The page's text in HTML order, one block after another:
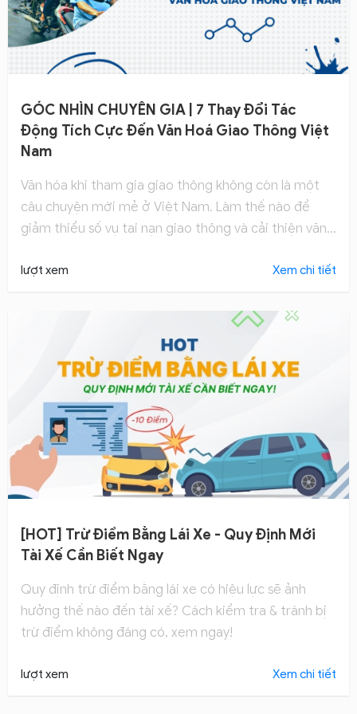
GÓC NHÌN CHUYÊN GIA | 7 Thay Đổi Tác
Động Tích Cực Đến Văn Hoá Giao Thông Việt
Nam
Văn hóa khi tham gia giao thông không còn là một
câu chuyện mới mẻ ở Việt Nam. Làm thế nào để
giảm thiểu số vụ tai nạn giao thông và cải thiện văn
lượt xem Xem chi tiết
[HOT] Trừ Điểm Bằng Lái Xe - Quy Định Mới
Tài Xế Cần Biết Ngay
Quy định trừ điểm bằng lái xe có hiệu lực sẽ ảnh
hưởng thế nào đến tài xế? Cách kiểm tra & tránh bị
trừ điểm không đáng có, xem ngay!
lượt xem Xem chi tiết